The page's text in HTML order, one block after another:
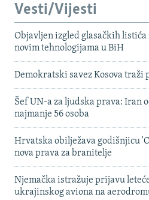
Vesti/Vijesti
Objavljen izgled glasačkih
novim tehnologijama u BiH
Demokratski savez Kosova
Šef UN-a za ljudska prava: Iran
najmanje 56 osoba
Hrvatska obilježava godišnjicu
nova prava za branitelje
Njemačka istražuje prijavu
ukrajinskog aviona na